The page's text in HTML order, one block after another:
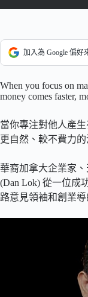
加入為 Google 偏好
When you focus on
money comes faster,
當你專注對他人產
更自然、較不費力的
華裔加拿大企業家
(Dan Lok) 從一位成
路意見領袖和創業導